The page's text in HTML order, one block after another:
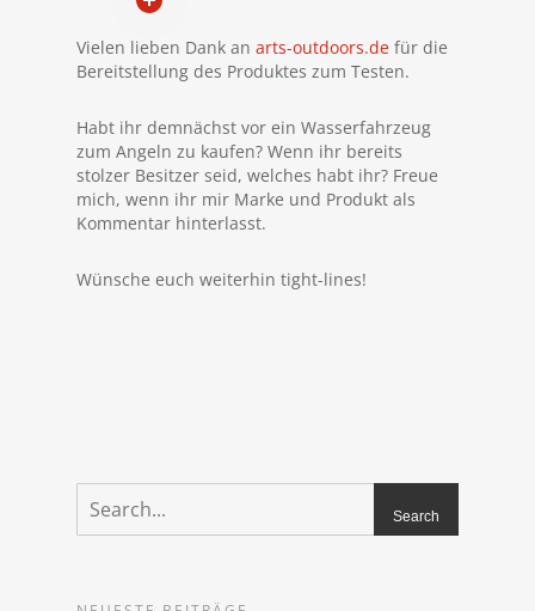
Vielen lieben Dank an arts-outdoors.de für die
Bereitstellung des Produktes zum Testen.
Habt ihr demnächst vor ein Wasserfahrzeug
zum Angeln zu kaufen? Wenn ihr bereits
stolzer Besitzer seid, welches habt ihr? Freue
mich, wenn ihr mir Marke und Produkt als
Kommentar hinterlasst.
Wünsche euch weiterhin tight-lines!